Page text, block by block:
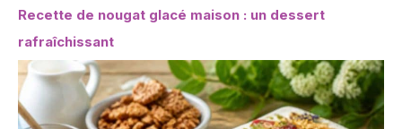
Recette de nougat glacé maison : un dessert
rafraîchissant